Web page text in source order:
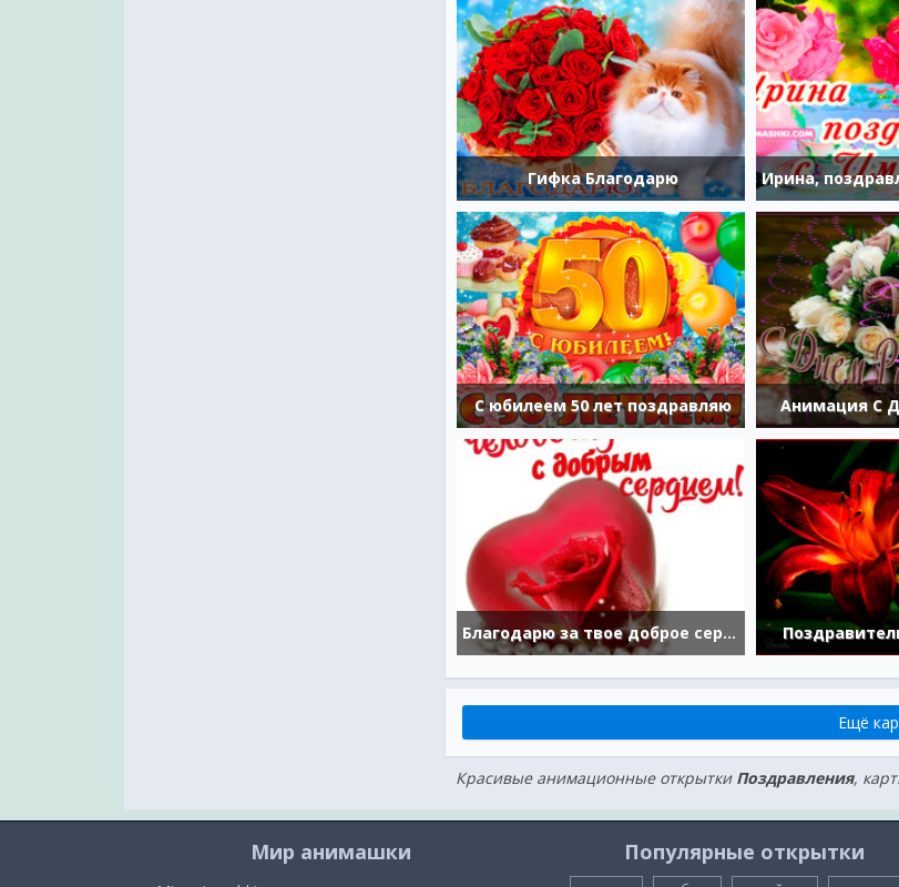
Гифка Благодарю
С юбилеем 50 лет поздравляю Анимация С
Благодарю за твое доброе сердечко
Ещё
Красивые анимационные открытки Поздравления,
Мир анимашки Популярные открытки